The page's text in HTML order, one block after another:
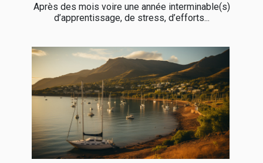
Après des mois voire une année interminable(s)
d’apprentissage, de stress, d’efforts...